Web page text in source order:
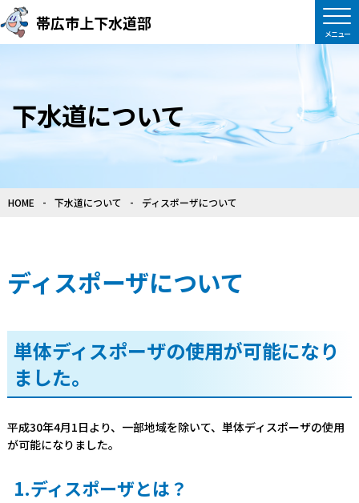
帯広市上下水道部
下水道について
HOME 下水道について ディスポーザについて
ディスポーザについて
単体ディスポーザの使用が可能になり
ました。
平成30年4月1日より、一部地域を除いて、単体ディスポーザの使用
が可能になりました。
1.ディスポーザとは？